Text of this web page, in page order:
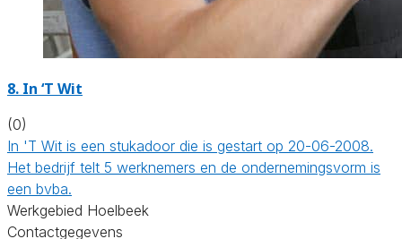
8. In ‘T Wit
(0)
In 'T Wit is een stukadoor die is gestart op 20-06-2008.
Het bedrijf telt 5 werknemers en de ondernemingsvorm is
een bvba.
Werkgebied Hoelbeek
Contactgegevens